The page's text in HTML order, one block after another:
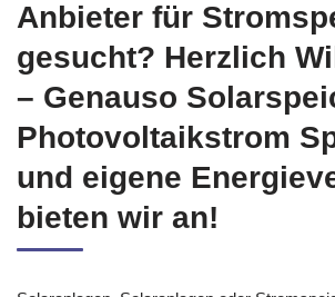
Photovoltaik &
Anbieter für
gesucht? Herzlich
– Genauso
Photovoltaikstrom
und eigene